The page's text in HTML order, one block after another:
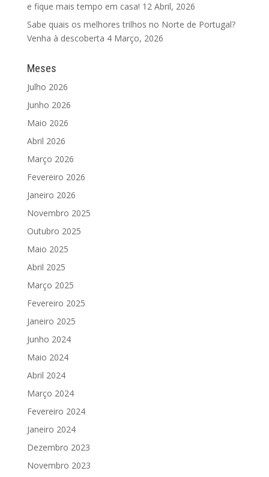
e fique mais tempo em casa! 12 Abril, 2026
Sabe quais os melhores trilhos no Norte de Portugal?
Venha à descoberta 4 Março, 2026
Meses
Julho 2026
Junho 2026
Maio 2026
Abril 2026
Março 2026
Fevereiro 2026
Janeiro 2026
Novembro 2025
Outubro 2025
Maio 2025
Abril 2025
Março 2025
Fevereiro 2025
Janeiro 2025
Junho 2024
Maio 2024
Abril 2024
Março 2024
Fevereiro 2024
Janeiro 2024
Dezembro 2023
Novembro 2023